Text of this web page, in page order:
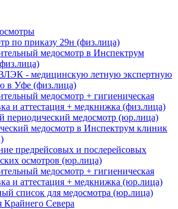
по приказу 29н (физ.лица)
медосмотр в Инспектрум
- медицинскую летную экспертную
в Уфе (физ.лица)
медосмотр + гигиеническая
и аттестация + медкнижка (физ.лица)
периодический медосмотр (юр.лица)
медосмотр в Инспектрум клиник
предрейсовых и послерейсовых
осмотров (юр.лица)
медосмотр + гигиеническая
и аттестация + медкнижка (юр.лица)
список для медосмотра (юр.лица)
Крайнего Севера